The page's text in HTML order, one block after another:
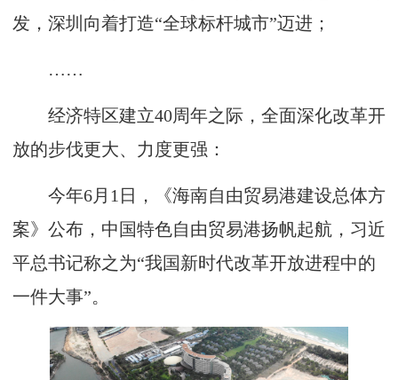
发，深圳向着打造“全球标杆城市”迈进；
……
经济特区建立40周年之际，全面深化改革开
放的步伐更大、力度更强：
今年6月1日，《海南自由贸易港建设总体方
案》公布，中国特色自由贸易港扬帆起航，习近
平总书记称之为“我国新时代改革开放进程中的
一件大事”。